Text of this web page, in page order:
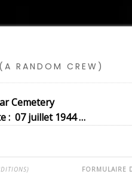
RANDOM CREW)
Cemetery
: 07 juillet 1944 …
FORMULAIRE